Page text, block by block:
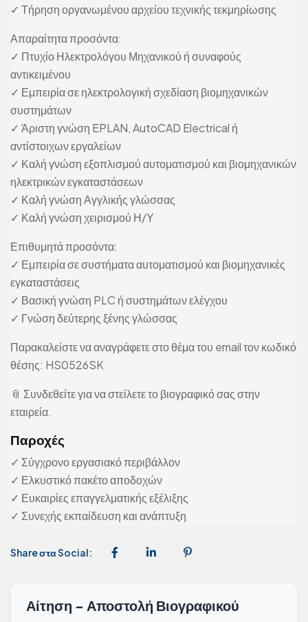
✓ Τήρηση οργανωμένου αρχείου τεχνικής τεκμηρίωσης
Απαραίτητα προσόντα:
✓ Πτυχίο Ηλεκτρολόγου Μηχανικού ή συναφούς
αντικειμένου
✓ Εμπειρία σε ηλεκτρολογική σχεδίαση βιομηχανικών
συστημάτων
✓ Άριστη γνώση EPLAN, AutoCAD Electrical ή
αντίστοιχων εργαλείων
✓ Καλή γνώση εξοπλισμού αυτοματισμού και βιομηχανικών
ηλεκτρικών εγκαταστάσεων
✓ Καλή γνώση Αγγλικής γλώσσας
✓ Καλή γνώση χειρισμού Η/Υ
Επιθυμητά προσόντα:
✓ Εμπειρία σε συστήματα αυτοματισμού και βιομηχανικές
εγκαταστάσεις
✓ Βασική γνώση PLC ή συστημάτων ελέγχου
✓ Γνώση δεύτερης ξένης γλώσσας
Παρακαλείστε να αναγράφετε στο θέμα του email τον κωδικό
θέσης: HS0526SK
📎 Συνδεθείτε για να στείλετε το βιογραφικό σας στην
εταιρεία.
Παροχές
✓ Σύγχρονο εργασιακό περιβάλλον
✓ Ελκυστικό πακέτο αποδοχών
✓ Ευκαιρίες επαγγελματικής εξέλιξης
✓ Συνεχής εκπαίδευση και ανάπτυξη
Share στα Social:
Αίτηση - Αποστολή Βιογραφικού